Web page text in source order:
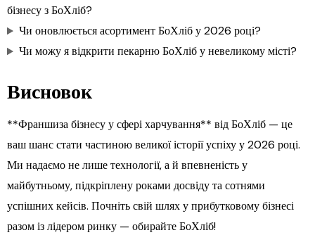
бізнесу з БоХліб?
Чи оновлюється асортимент БоХліб у 2026 році?
Чи можу я відкрити пекарню БоХліб у невеликому місті?
Висновок
**Франшиза бізнесу у сфері харчування** від БоХліб — це
ваш шанс стати частиною великої історії успіху у 2026 році.
Ми надаємо не лише технології, а й впевненість у
майбутньому, підкріплену роками досвіду та сотнями
успішних кейсів. Почніть свій шлях у прибутковому бізнесі
разом із лідером ринку — обирайте БоХліб!